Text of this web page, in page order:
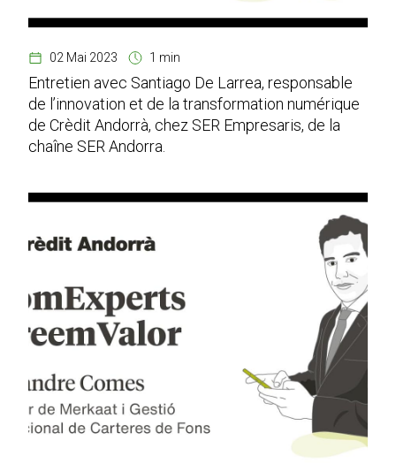
02 Mai 2023 1 min
Entretien avec Santiago De Larrea, responsable
de l’innovation et de la transformation numérique
de Crèdit Andorrà, chez SER Empresaris, de la
chaîne SER Andorra.